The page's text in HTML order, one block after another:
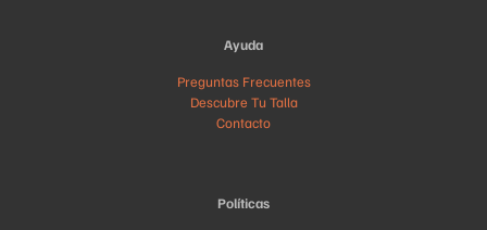
Ayuda
Preguntas Frecuentes
Descubre Tu Talla
Contacto
Políticas